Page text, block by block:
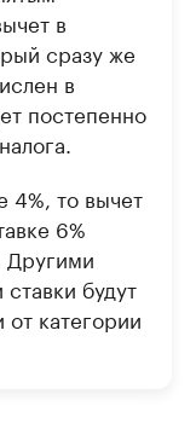
в
сразу же
в
постепенно
4%, то вычет
6%
Другими
будут
категории